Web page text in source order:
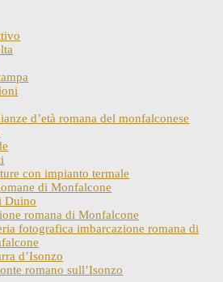
d’età romana del monfalconese
con impianto termale
di Monfalcone
Duino
romana di Monfalcone
fotografica imbarcazione romana di
d’Isonzo
romano sull’Isonzo